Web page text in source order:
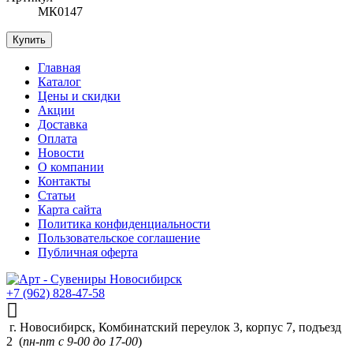
МК0147
Купить
Главная
Каталог
Цены и скидки
Акции
Доставка
Оплата
Новости
О компании
Контакты
Статьи
Карта сайта
Политика конфиденциальности
Пользовательское соглашение
Публичная оферта
+7 (962) 828-47-58
г. Новосибирск, Комбинатский переулок 3, корпус 7, подъезд
2 (пн-пт с 9-00 до 17-00)